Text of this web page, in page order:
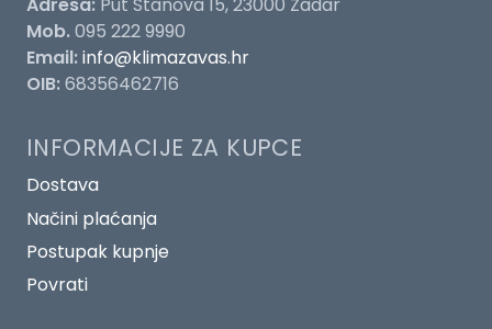
Adresa: Put Stanova 15, 23000 Zadar
Mob.095 222 9990
Email:info@klimazavas.hr
OIB:68356462716
INFORMACIJE ZA KUPCE
Dostava
Načini plaćanja
Postupak kupnje
Povrati